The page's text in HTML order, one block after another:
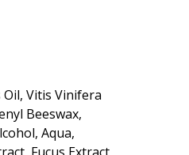
Vitis Vinifera
Beeswax,
Aqua,